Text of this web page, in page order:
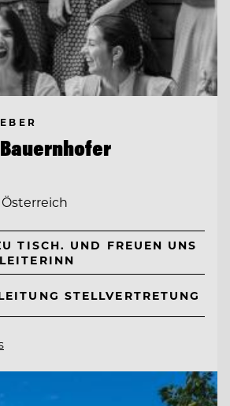
TISCH. UND FREUEN UNS
STELLVERTRETUNG